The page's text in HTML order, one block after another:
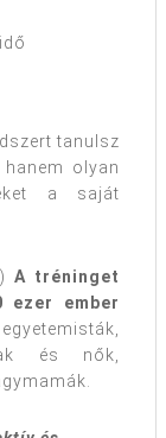
tanulsz
olyan
a saját
A tréninget
ezer ember
és nők,